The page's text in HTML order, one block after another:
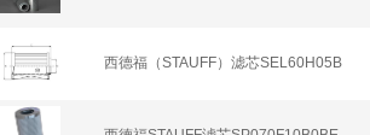
西德福（STAUFF）滤芯SEL60H05B